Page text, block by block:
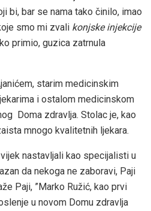
bi, bar se nama tako činilo, imao
smo mi zvali konjske injekcije
primio, guzica zatrnula
starim medicinskim
i ostalom medicinskom
Doma zdravlja. Stolac je, kao
mnogo kvalitetnih ljekara.
nastavljali kao specijalisti u
da nekoga ne zaboravi, Paji
Paji, ”Marko Ružić, kao prvi
u novom Domu zdravlja